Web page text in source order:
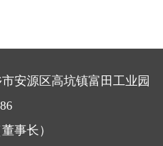
安源区高坑镇富田工业园
事长）